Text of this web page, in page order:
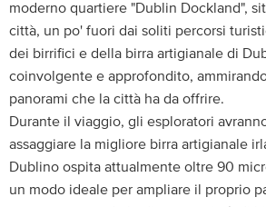
moderno quartiere "Dublin Dockland",
città, un po' fuori dai soliti percorsi
dei birrifici e della birra artigianale di
coinvolgente e approfondito,
panorami che la città ha da offrire.
Durante il viaggio, gli esploratori
assaggiare la migliore birra artigianale
Dublino ospita attualmente oltre 90
un modo ideale per ampliare il proprio